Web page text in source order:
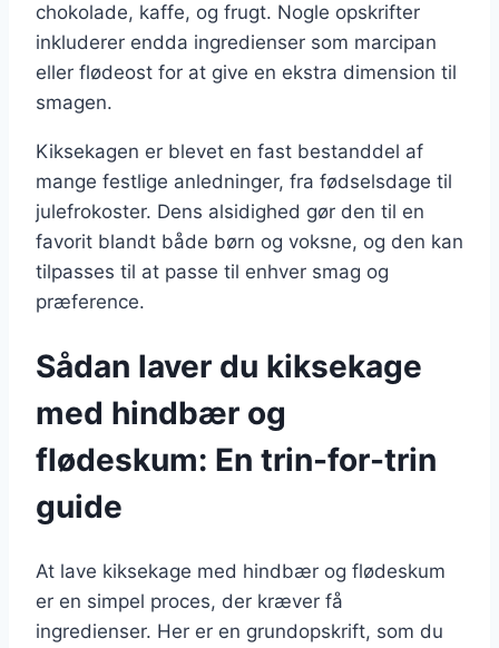
chokolade, kaffe, og frugt. Nogle opskrifter
inkluderer endda ingredienser som marcipan
eller flødeost for at give en ekstra dimension til
smagen.
Kiksekagen er blevet en fast bestanddel af
mange festlige anledninger, fra fødselsdage til
julefrokoster. Dens alsidighed gør den til en
favorit blandt både børn og voksne, og den kan
tilpasses til at passe til enhver smag og
præference.
Sådan laver du kiksekage
med hindbær og
flødeskum: En trin-for-trin
guide
At lave kiksekage med hindbær og flødeskum
er en simpel proces, der kræver få
ingredienser. Her er en grundopskrift, som du